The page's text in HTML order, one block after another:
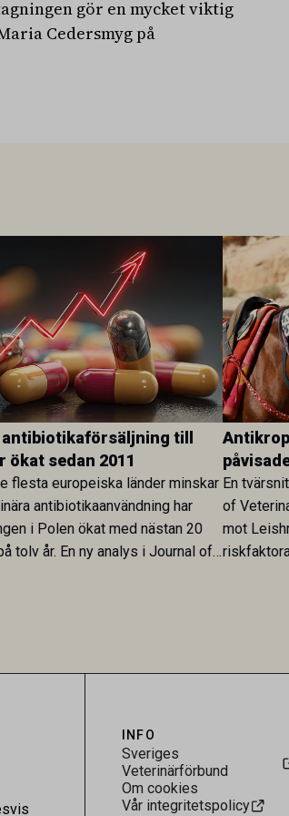
gör en mycket viktig
Cedersmyg på
till
ökat sedan 2011
flesta europeiska länder minskar
antibiotikaanvändning har
i Polen ökat med nästan 20
tolv år. En ny analys i Journal of
En
of
mot
INFO
Sveriges
Veterinärförbund
Om cookies
Vår integritetspolicy